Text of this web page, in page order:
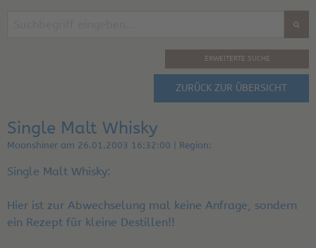
ERWEITERTE SUCHE
ZURÜCK ZUR ÜBERSICHT
Single Malt Whisky
Moonshiner am 26.01.2003 16:32:00 | Region:
Single Malt Whisky:
Hier ist zur Abwechselung mal keine Anfrage, sondern
ein Rezept für kleine Destillen!!